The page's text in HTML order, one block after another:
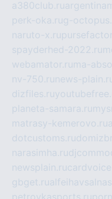
a380club.ru
perk-oka.rug-
naruto-x.ru
spayderhed-2022.ru
webamator.ru ma-
nv-750.ru news-
dizfiles.ru
planeta-samara.ru
matrasy-kemerovo.ru
dotcustoms.ru
narasimha.ru
newsplain.ru
gbget.ru
petrovkasports.ru